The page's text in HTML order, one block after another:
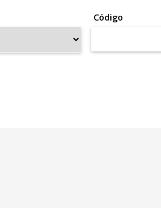
Código